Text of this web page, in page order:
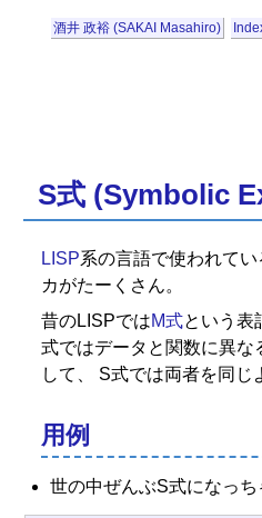
酒井 政裕 (SAKAI Masahiro)
S式 (Symbolic
LISP系の言語で使われて
カがたーくさん。
昔のLISPではM式という表
式ではデータと関数に異
して、 S式では両者を同じ
用例
世の中ぜんぶS式になっち